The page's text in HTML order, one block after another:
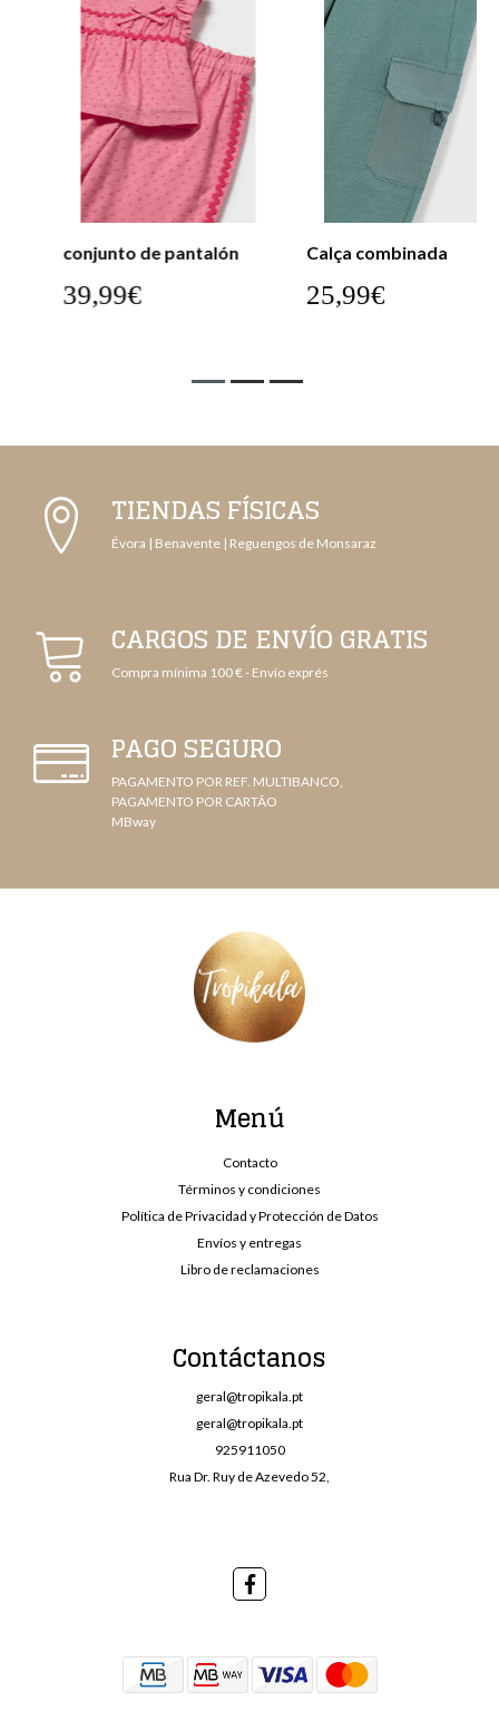
conjunto de pantalón
39,99€
Calça combinada
25,99€
TIENDAS FÍSICAS
Évora | Benavente | Reguengos de Monsaraz
CARGOS DE ENVÍO GRATIS
Compra mínima 100 € - Envío exprés
PAGO SEGURO
PAGAMENTO POR REF. MULTIBANCO,
PAGAMENTO POR CARTÃO
MBway
Menú
Contacto
Términos y condiciones
Política de Privacidad y Protección de Datos
Envíos y entregas
Libro de reclamaciones
Contáctanos
geral@tropikala.pt
geral@tropikala.pt
925911050
Rua Dr. Ruy de Azevedo 52,